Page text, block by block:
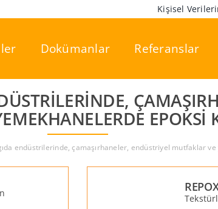
Kişisel
Dokümanlar Referanslar
EPOKSI
endüstrilerinde, çamaşırhaneler, endüstriyel mutfaklar